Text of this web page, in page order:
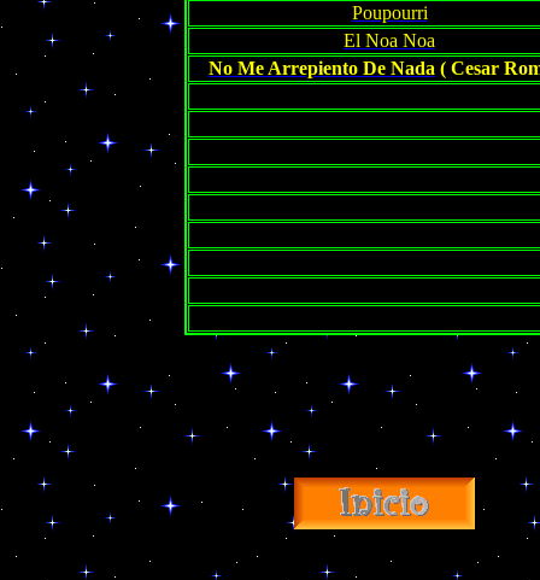
Poupourri
El Noa Noa
No Me Arrepiento De Nada ( Cesar